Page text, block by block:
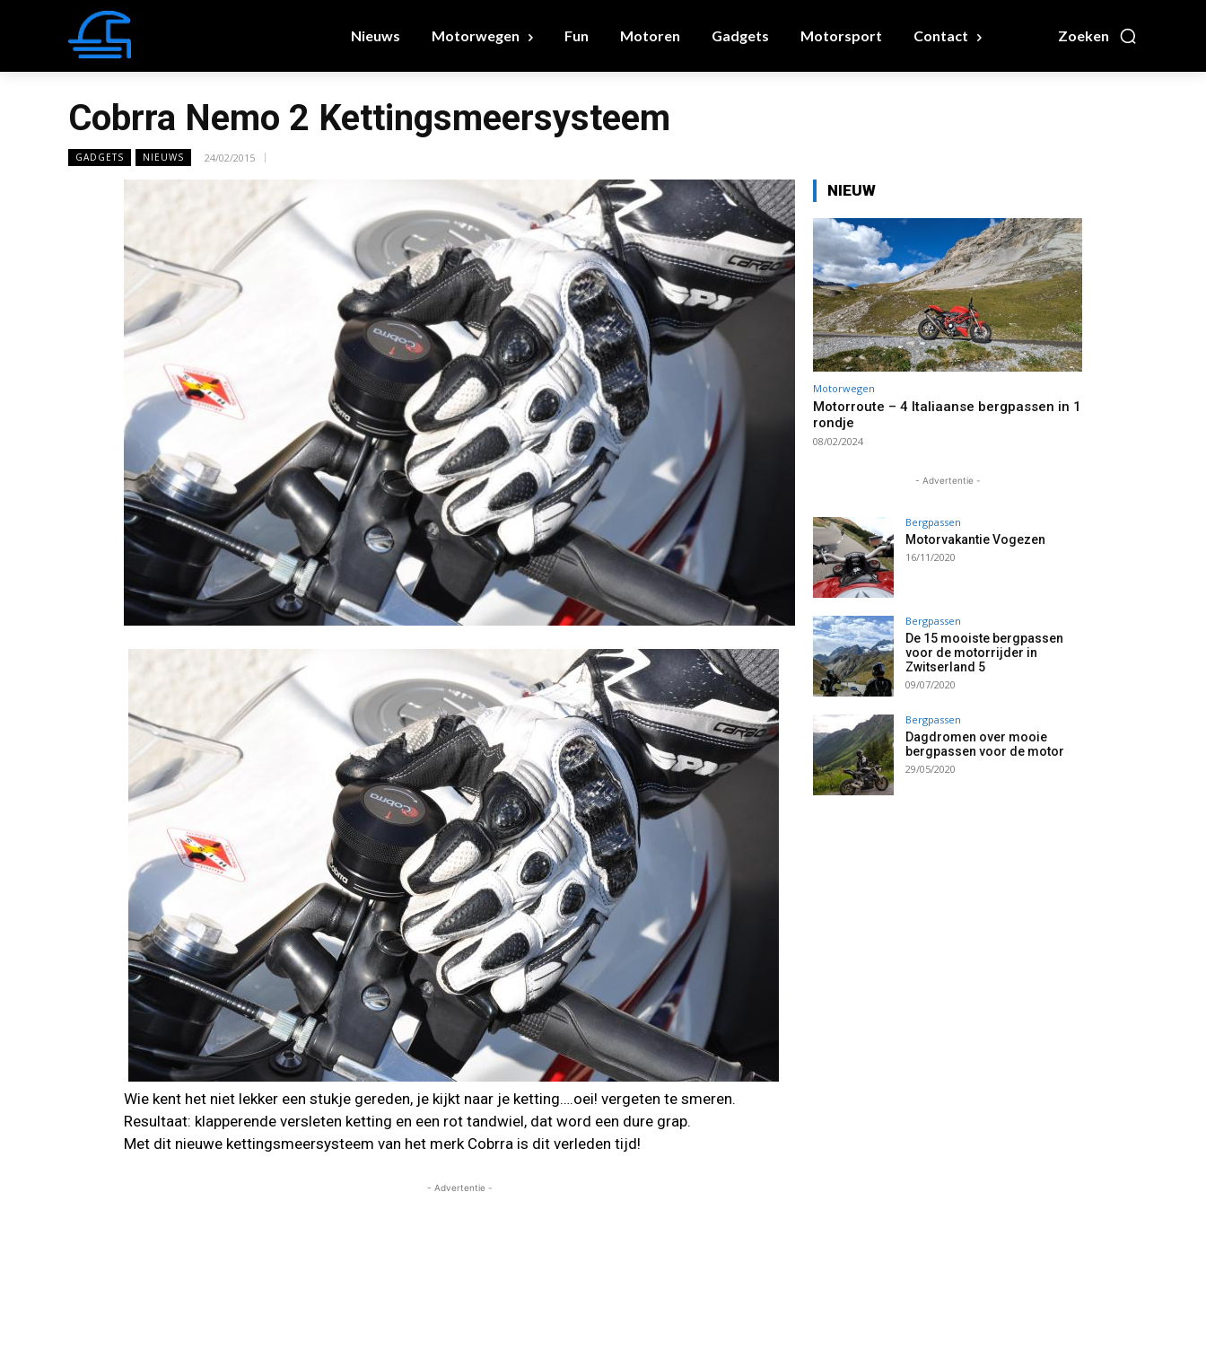
Zoeken
Nieuws Motorwegen Fun Motoren Gadgets Motorsport Contact
Cobrra Nemo 2 Kettingsmeersysteem
GADGETS NIEUWS 24/02/2015
Wie kent het niet lekker een stukje gereden, je kijkt naar je ketting….oei! vergeten te smeren.
Resultaat: klapperende versleten ketting en een rot tandwiel, dat word een dure grap.
Met dit nieuwe kettingsmeersysteem van het merk Cobrra is dit verleden tijd!
- Advertentie -
NIEUW
Motorwegen
Motorroute – 4 Italiaanse bergpassen in 1
rondje
08/02/2024
- Advertentie -
Bergpassen
Motorvakantie Vogezen
16/11/2020
Bergpassen
De 15 mooiste bergpassen
voor de motorrijder in
Zwitserland 5
09/07/2020
Bergpassen
Dagdromen over mooie
bergpassen voor de motor
29/05/2020